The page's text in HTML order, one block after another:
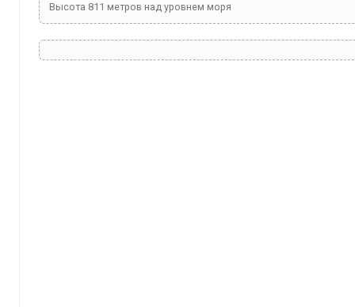
Высота 811 метров над уровнем моря